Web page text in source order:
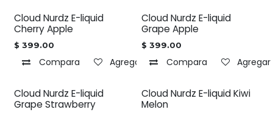
Cloud Nurdz E-liquid
Cherry Apple
$ 399.00
Compara Agregar a la lista de deseos
Cloud Nurdz E-liquid
Grape Apple
$ 399.00
Compara
Cloud Nurdz E-liquid
Grape Strawberry
Cloud Nurdz E-liquid Kiwi
Melon